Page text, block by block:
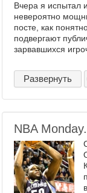
Вчера я испытал
невероятно
посте, как
подвергают
зарвавшихся
Развернуть
NBA